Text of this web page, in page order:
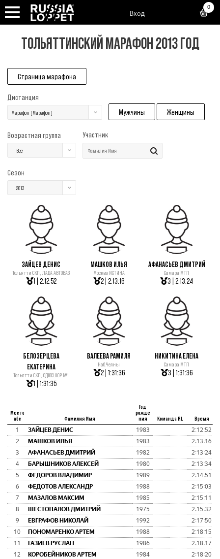
Вход
0
ТОЛЬЯТТИНСКИЙ МАРАФОН 2013 ГОД
Страница марафона
Дистанция
Марафон (Марафон) Мужчины Женщины
Возрастная группа
Все
Участник
Сезон
2013
ЗАЙЦЕВ ДЕНИС
Тольятти СКП, ЛАДА АВТОВАЗ
1 | 2:12:52
МАШКОВ ИЛЬЯ
Москва ИСТИНА
2 | 2:13:16
АФАНАСЬЕВ ДМИТРИЙ
Самара МТП
3 | 2:13:24
БЕЛОЗЕРЦЕВА
ЕКАТЕРИНА
Тольятти СКП, СДЮСШОР №1
1 | 1:31:35
ВАЛЕЕВА РАМИЛЯ
Наб.Челны
2 | 1:31:36
НИКИТИНА ЕЛЕНА
Самара МТП
3 | 1:31:36
Место
абс
Фамилия Имя
Год
рожде
ния
Команда RL Время
1 ЗАЙЦЕВ ДЕНИС 1983
2:12:52
2
МАШКОВ ИЛЬЯ 1983
2:13:16
3
АФАНАСЬЕВ ДМИТРИЙ 1982
2:13:24
4
БАРЫШНИКОВ АЛЕКСЕЙ 1980
2:13:34
5
ФЕДОРОВ ВЛАДИМИР 1989
2:14:51
6
ФЕДОТОВ АЛЕКСАНДР 1988
2:15:03
7
МАЗАЛОВ МАКСИМ 1985
2:15:11
8
ШЕСТОПАЛОВ ДМИТРИЙ 1975
2:15:32
9
ЕВГРАФОВ НИКОЛАЙ 1992
2:17:50
10
ПОНОМАРЕНКО АРТЕМ 1988
2:18:15
11
ГАЗИЕВ РУСЛАН 1986
2:18:17
12
КОРОБЕЙНИКОВ АРТЕМ 1984
2:18:20